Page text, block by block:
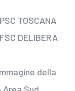
TOSCANA
DELIBERA
della